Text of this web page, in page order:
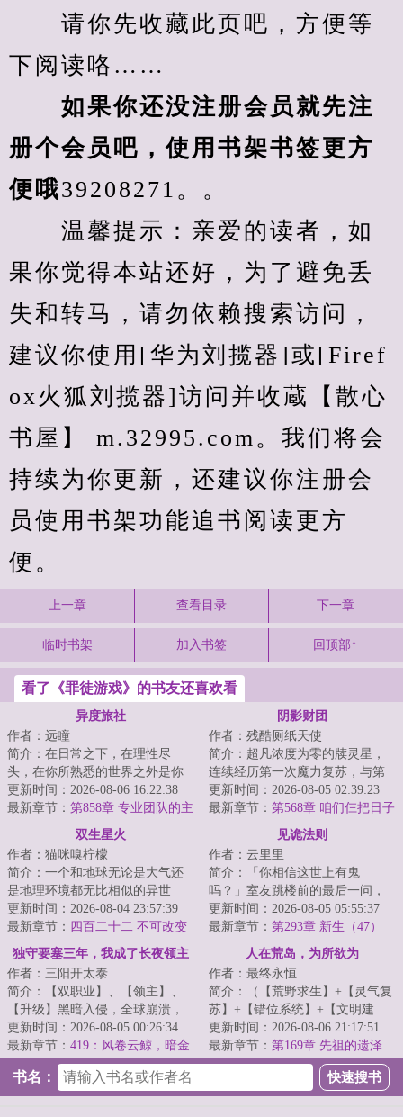
请你先收藏此页吧，方便等
下阅读咯……
如果你还没注册会员就先注
册个会员吧，使用书架书签更方
便哦39208271。。
温馨提示：亲爱的读者，如
果你觉得本站还好，为了避免丢
失和转马，请勿依赖搜索访问，
建议你使用[华为刘揽器]或[Firef
ox火狐刘揽器]访问并收蔵【散心
书屋】 m.32995.com。我们将会
持续为你更新，还建议你注册会
员使用书架功能追书阅读更方
便。
上一章 查看目录 下一章
临时书架 加入书签 回顶部↑
看了《罪徒游戏》的书友还喜欢看
异度旅社
作者：远瞳
简介：在日常之下，在理性尽
头，在你所熟悉的世界之外是你
从未想象过的风景。当于生第一
次打开那扇门的时...
更新时间：2026-08-06 16:22:38
最新章节： 第858章 专业团队的主
阴影财团
作者：残酷厕纸天使
简介：超凡浓度为零的牍灵星，
连续经历第一次魔力复苏，与第
二次魔幻工业革命的大失败后，
再度掀起第三轮...
更新时间：2026-08-05 02:39:23
最新章节： 第568章 咱们仨把日子
过好，比什么都重要。
双生星火
作者：猫咪嗅柠檬
简介：一个和地球无论是大气还
是地理环境都无比相似的异世
界，一个发展出称霸星系的科技
却依然停留在前现...
更新时间：2026-08-04 23:57:39
最新章节： 四百二十二 不可改变
之物4
见诡法则
作者：云里里
简介：「你相信这世上有鬼
吗？」室友跳楼前的最后一问，
让鹿今朝被迫卷入一场无法言说
的恐怖循环。染血的...
更新时间：2026-08-05 05:55:37
最新章节： 第293章 新生（47）
独守要塞三年，我成了长夜领主
作者：三阳开太泰
简介：【双职业】、【领主】、
【升级】黑暗入侵，全球崩溃，
暗幕席卷光明，魔物吞噬人类。
林修作为一个外...
更新时间：2026-08-05 00:26:34
最新章节： 419：风卷云鲸，暗金
人在荒岛，为所欲为
作者：最终永恒
简介：（【荒野求生】+【灵气复
苏】+【错位系统】+【文明建
设】）一艘国际邮轮在公海遭遇
意外，船上的六...
更新时间：2026-08-06 21:17:51
最新章节： 第169章 先祖的遗泽
书名：